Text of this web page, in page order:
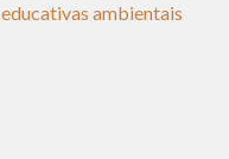
ambientais